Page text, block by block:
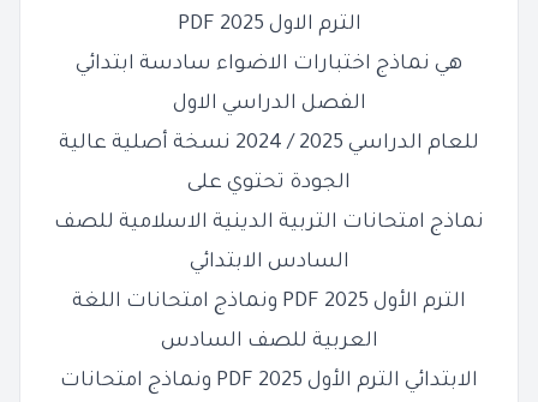
الترم الاول 2025 PDF
هي نماذج اختبارات الاضواء سادسة ابتدائي
الفصل الدراسي الاول
للعام الدراسي 2025 / 2024 نسخة أصلية عالية
الجودة تحتوي على
نماذج امتحانات التربية الدينية الاسلامية للصف
السادس الابتدائي
الترم الأول 2025 PDF ونماذج امتحانات اللغة
العربية للصف السادس
الابتدائي الترم الأول 2025 PDF ونماذج امتحانات